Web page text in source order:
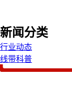
新闻分类
行业动态
线带科普